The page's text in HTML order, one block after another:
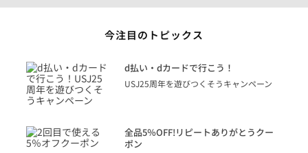
今注目のトピックス
d払い・dカードで行こう！
USJ25周年を遊びつくそうキャンペーン
全品5％OFF!リピートありがとうクー
ポン